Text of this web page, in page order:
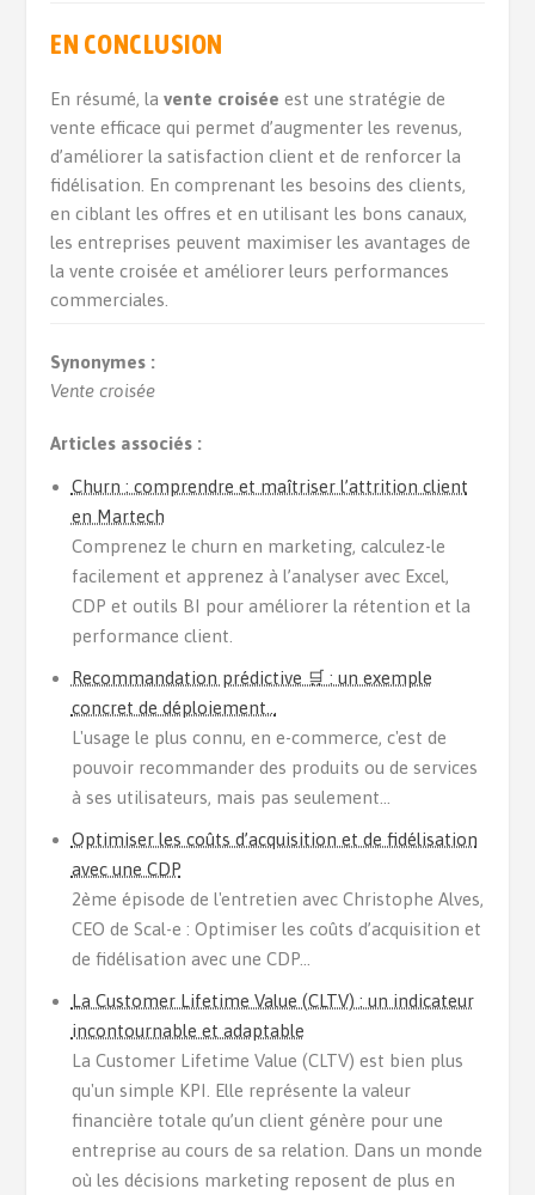
EN CONCLUSION
En résumé, lavente croisée est une stratégie de
vente efficace qui permet d’augmenter les revenus,
d’améliorer la satisfaction client et de renforcer la
fidélisation. En comprenant les besoins des clients,
en ciblant les offres et en utilisant les bons canaux,
les entreprises peuvent maximiser les avantages de
la vente croisée et améliorer leurs performances
commerciales.
Synonymes :
Vente croisée
Articles associés :
Churn : comprendre et maîtriser l’attrition client
en Martech
Comprenez le churn en marketing, calculez-le
facilement et apprenez à l’analyser avec Excel,
CDP et outils BI pour améliorer la rétention et la
performance client.
Recommandation prédictive 🛒 : un exemple
concret de déploiement…
L'usage le plus connu, en e-commerce, c'est de
pouvoir recommander des produits ou de services
à ses utilisateurs, mais pas seulement...
Optimiser les coûts d’acquisition et de fidélisation
avec une CDP
2ème épisode de l'entretien avec Christophe Alves,
CEO de Scal-e : Optimiser les coûts d’acquisition et
de fidélisation avec une CDP...
La Customer Lifetime Value (CLTV) : un indicateur
incontournable et adaptable
La Customer Lifetime Value (CLTV) est bien plus
qu'un simple KPI. Elle représente la valeur
financière totale qu’un client génère pour une
entreprise au cours de sa relation. Dans un monde
où les décisions marketing reposent de plus en